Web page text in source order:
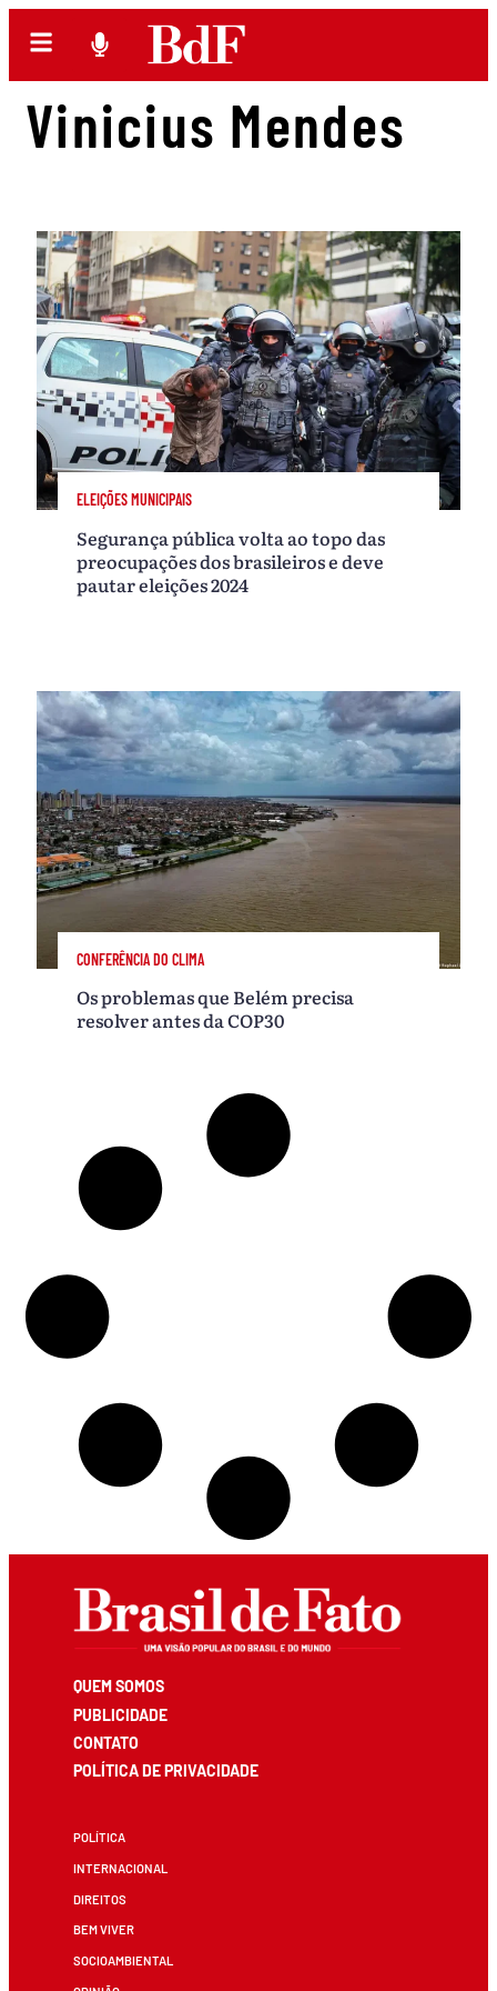
Vinicius Mendes
ELEIÇÕES MUNICIPAIS
Segurança pública volta ao topo das
preocupações dos brasileiros e deve
pautar eleições 2024
CONFERÊNCIA DO CLIMA
Os problemas que Belém precisa
resolver antes da COP30
QUEM SOMOS
PUBLICIDADE
CONTATO
POLÍTICA DE PRIVACIDADE
POLÍTICA
INTERNACIONAL
DIREITOS
BEM VIVER
SOCIOAMBIENTAL